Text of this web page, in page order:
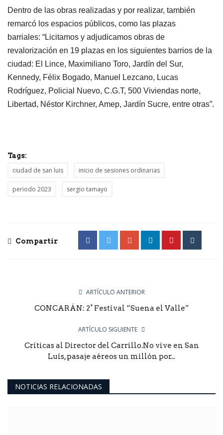
Dentro de las obras realizadas y por realizar, también
remarcó los espacios públicos, como las plazas
barriales: “Licitamos y adjudicamos obras de
revalorización en 19 plazas en los siguientes barrios de la
ciudad: El Lince, Maximiliano Toro, Jardín del Sur,
Kennedy, Félix Bogado, Manuel Lezcano, Lucas
Rodríguez, Policial Nuevo, C.G.T, 500 Viviendas norte,
Libertad, Néstor Kirchner, Amep, Jardín Sucre, entre otras”.
Tags:
ciudad de san luis inicio de sesiones ordinarias
periodo 2023 sergio tamayo
Compartir
ARTÍCULO ANTERIOR
CONCARÁN: 2° Festival “Suena el Valle”
ARTÍCULO SIGUIENTE
Críticas al Director del Carrillo.No vive en San
Luis, pasaje aéreos un millón por...
NOTICIAS RELACIONADAS